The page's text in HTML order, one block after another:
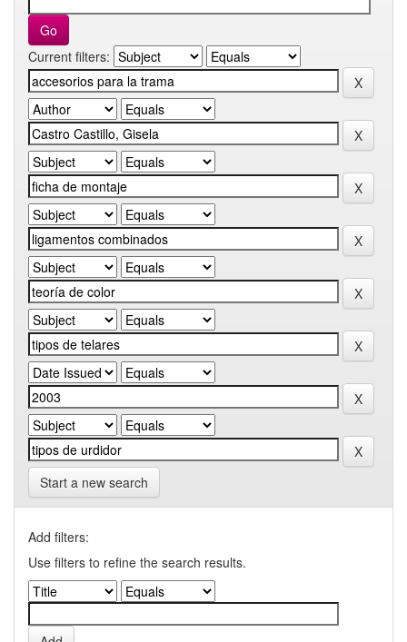
Current filters:
Start a new search
Add filters:
Use filters to refine the search results.